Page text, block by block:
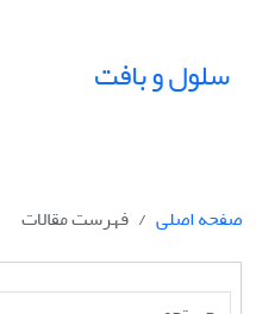
سلول و بافت
صفحه اصلی
فهرست مقالات